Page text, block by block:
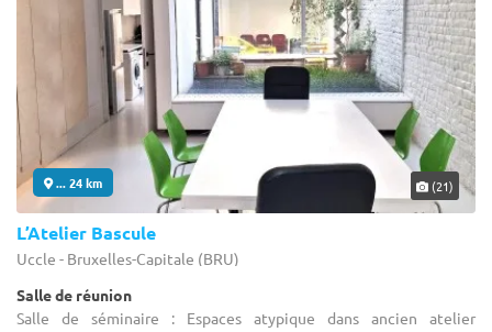
... 24 km (21)
L’Atelier Bascule
Uccle - Bruxelles-Capitale (BRU)
Salle de réunion
Salle de séminaire : Espaces atypique dans ancien atelier